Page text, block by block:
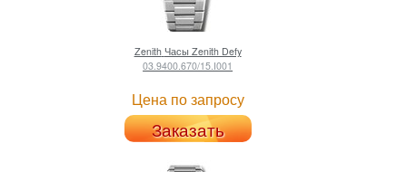
Zenith Часы Zenith Defy
03.9400.670/15.I001
Цена по запросу
Заказать